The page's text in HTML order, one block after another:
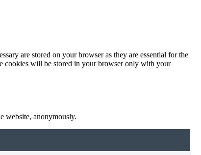
are stored on your browser as they are essential for the
cookies will be stored in your browser only with your
website, anonymously.